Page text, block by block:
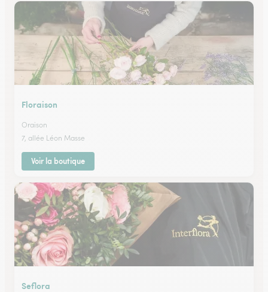
Floraison
Oraison
7, allée Léon Masse
Voir la boutique
Seflora